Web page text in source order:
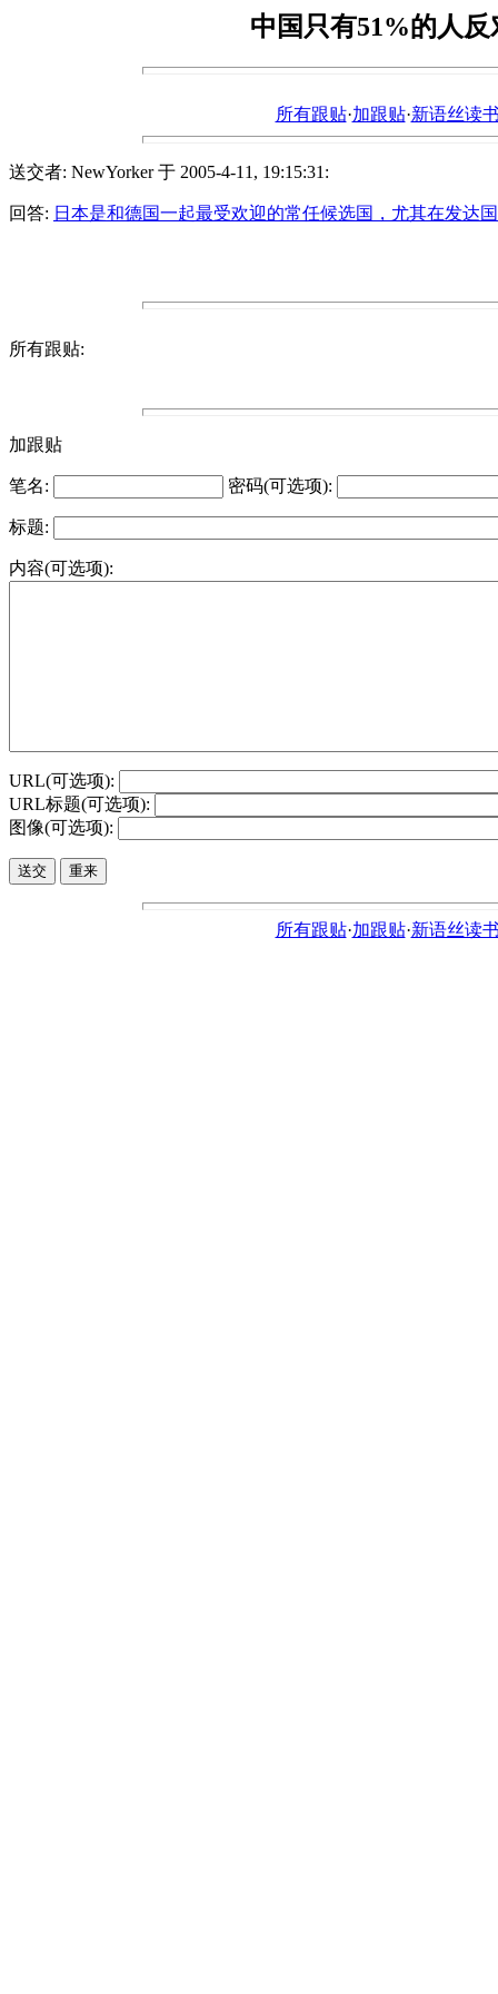
中国只有51%的人
所有跟贴·加跟贴·新语丝读
送交者: NewYorker 于 2005-4-11, 19:15:31:
回答: 日本是和德国一起最受欢迎的常任候选国，尤其在发达
所有跟贴:
加跟贴
笔名: 密码(可选项):
标题:
内容(可选项):
URL(可选项):
URL标题(可选项):
图像(可选项):
所有跟贴·加跟贴·新语丝读